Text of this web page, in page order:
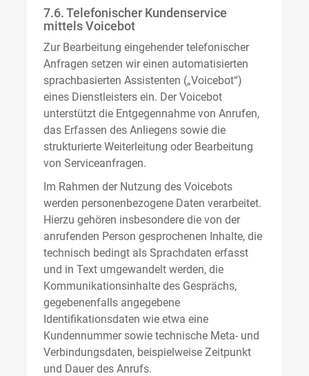
7.6. Telefonischer Kundenservice
mittels Voicebot
Zur Bearbeitung eingehender telefonischer
Anfragen setzen wir einen automatisierten
sprachbasierten Assistenten („Voicebot“)
eines Dienstleisters ein. Der Voicebot
unterstützt die Entgegennahme von Anrufen,
das Erfassen des Anliegens sowie die
strukturierte Weiterleitung oder Bearbeitung
von Serviceanfragen.
Im Rahmen der Nutzung des Voicebots
werden personenbezogene Daten verarbeitet.
Hierzu gehören insbesondere die von der
anrufenden Person gesprochenen Inhalte, die
technisch bedingt als Sprachdaten erfasst
und in Text umgewandelt werden, die
Kommunikationsinhalte des Gesprächs,
gegebenenfalls angegebene
Identifikationsdaten wie etwa eine
Kundennummer sowie technische Meta- und
Verbindungsdaten, beispielweise Zeitpunkt
und Dauer des Anrufs.